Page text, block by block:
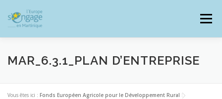
contenu
Menu
PROGRAMMES J’AI UN PROJET
MAR_6.3.1_PLAN D’ENTREPRISE
Vous êtes ici : Fonds Européen Agricole pour le Développement Rural >